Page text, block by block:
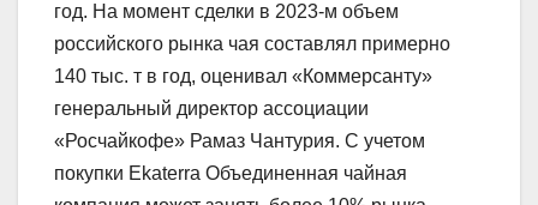
год. На момент сделки в 2023-м объем
российского рынка чая составлял примерно
140 тыс. т в год, оценивал «Коммерсанту»
генеральный директор ассоциации
«Росчайкофе» Рамаз Чантурия. С учетом
покупки Ekaterra Объединенная чайная